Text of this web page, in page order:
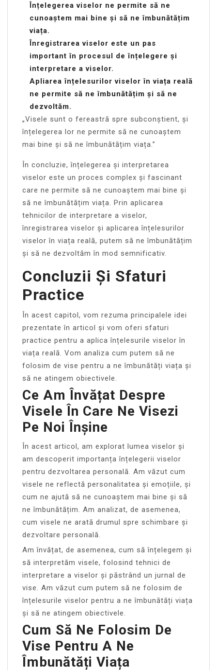
Înțelegerea viselor ne permite să ne
cunoaștem mai bine și să ne îmbunătățim
viața.
Înregistrarea viselor este un pas
important în procesul de înțelegere și
interpretare a viselor.
Apliarea înțelesurilor viselor în viața reală
ne permite să ne îmbunătățim și să ne
dezvoltăm.
„Visele sunt o fereastră spre subconștient, și
înțelegerea lor ne permite să ne cunoaștem
mai bine și să ne îmbunătățim viața.”
În concluzie, înțelegerea și interpretarea
viselor este un proces complex și fascinant
care ne permite să ne cunoaștem mai bine și
să ne îmbunătățim viața. Prin aplicarea
tehnicilor de interpretare a viselor,
înregistrarea viselor și aplicarea înțelesurilor
viselor în viața reală, putem să ne îmbunătățim
și să ne dezvoltăm în mod semnificativ.
Concluzii Și Sfaturi
Practice
În acest capitol, vom rezuma principalele idei
prezentate în articol și vom oferi sfaturi
practice pentru a aplica înțelesurile viselor în
viața reală. Vom analiza cum putem să ne
folosim de vise pentru a ne îmbunătăți viața și
să ne atingem obiectivele.
Ce Am Învățat Despre
Visele În Care Ne Visezi
Pe Noi Înșine
În acest articol, am explorat lumea viselor și
am descoperit importanța înțelegerii viselor
pentru dezvoltarea personală. Am văzut cum
visele ne reflectă personalitatea și emoțiile, și
cum ne ajută să ne cunoaștem mai bine și să
ne îmbunătățim. Am analizat, de asemenea,
cum visele ne arată drumul spre schimbare și
dezvoltare personală.
Am învățat, de asemenea, cum să înțelegem și
să interpretăm visele, folosind tehnici de
interpretare a viselor și păstrând un jurnal de
vise. Am văzut cum putem să ne folosim de
înțelesurile viselor pentru a ne îmbunătăți viața
și să ne atingem obiectivele.
Cum Să Ne Folosim De
Vise Pentru A Ne
Îmbunătăți Viața